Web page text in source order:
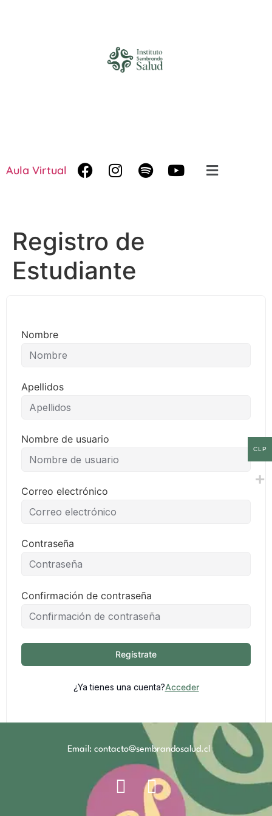
Aula Virtual
Registro de
Estudiante
Nombre
Apellidos
Nombre de usuario
Correo electrónico
Contraseña
Confirmación de contraseña
Regístrate
¿Ya tienes una cuenta?Acceder
Email: contacto@sembrandosalud.cl
CLP